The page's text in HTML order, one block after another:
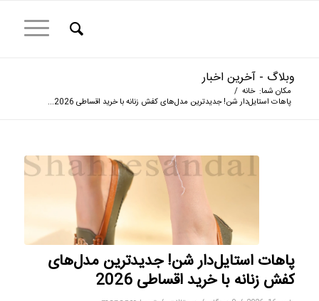
وبلاگ - آخرین اخبار
مکان شما: خانه /
پا‌هات استایل‌دار شن! جدیدترین مدل‌های کفش زنانه با خرید اقساطی 2026...
پا‌هات استایل‌دار شن! جدیدترین مدل‌های
کفش زنانه با خرید اقساطی 2026